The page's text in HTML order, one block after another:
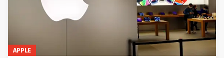
APPLE